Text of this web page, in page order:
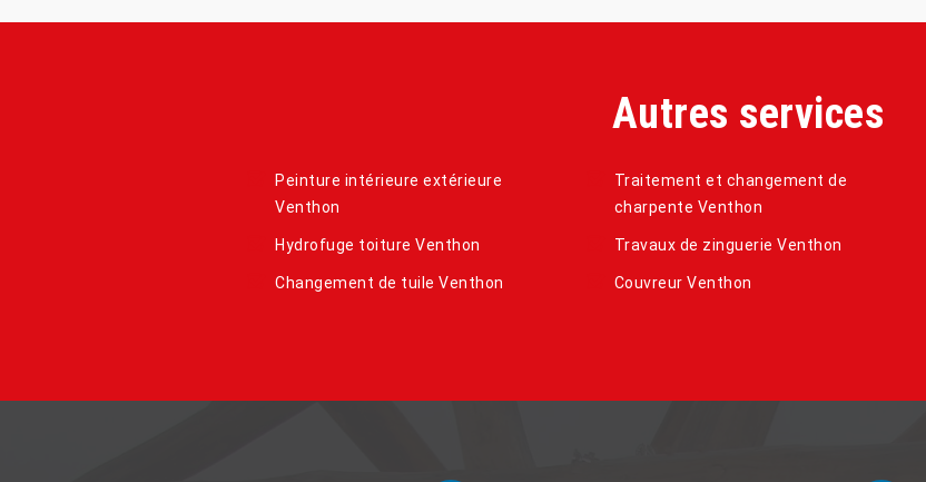
Autres services
Peinture intérieure extérieure
Venthon
Hydrofuge toiture Venthon
Changement de tuile Venthon
Traitement et changement de
charpente Venthon
Travaux de zinguerie Venthon
Couvreur Venthon